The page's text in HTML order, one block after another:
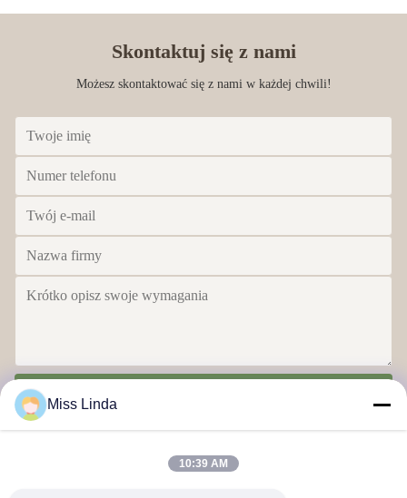
Skontaktuj się z nami
Możesz skontaktować się z nami w każdej chwili!
Miss Linda
10:39 AM